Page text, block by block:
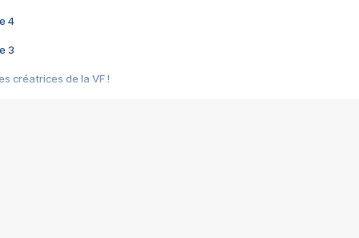
4
3
créatrices de la VF !